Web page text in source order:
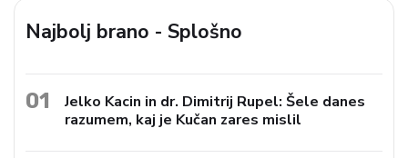
Najbolj brano - Splošno
01
Jelko Kacin in dr. Dimitrij Rupel: Šele danes
razumem, kaj je Kučan zares mislil